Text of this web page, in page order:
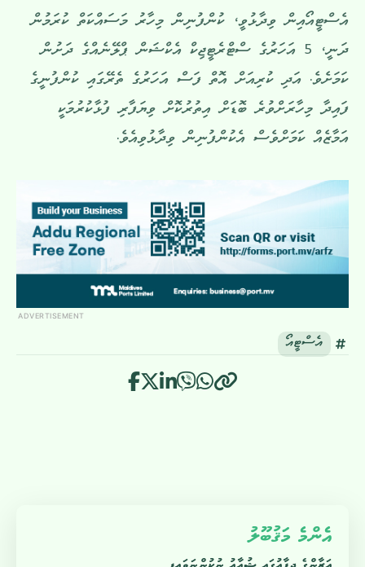
އެސްޓީއޯއިން ވިދާޅުވީ، ކުންފުނިން މިހާރު މަސައްކަތް ކުރަމުން
ދަނީ، 5 އަހަރުގެ ސްޓްރެޓީޖިކް އެކްޝަން ޕްލޭނެއްގެ ދަށުން
ކަމަށެވެ. އަދި ކުރިއަށް އޮތް ފަސް އަހަރުގެ ތެރޭގައި ކުންފުނީގެ
ފައިދާ މިހާރަށްވުރެ ބޮޑަށް އިތުރުކޮށް ވިޔަފާރި ފުޅާކުރުމަކީ
އަމާޒެއް ކަމަށްވެސް އެކުންފުނިން ވިދާޅުވިއެވެ.
ADVERTISEMENT
އެސްޓީއޯ
އެންމެ މަޤުބޫލު